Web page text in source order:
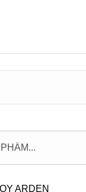
ARDEN